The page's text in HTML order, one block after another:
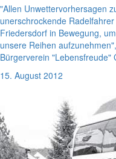
"Allen Unwettervorhersagen
unerschrockende
Friedersdorf in Bewegung,
unsere Reihen
Bürgerverein "Lebensfreude"
15. August 2012